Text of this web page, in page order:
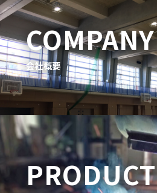
COMPANY
会社概要
PRODUCT